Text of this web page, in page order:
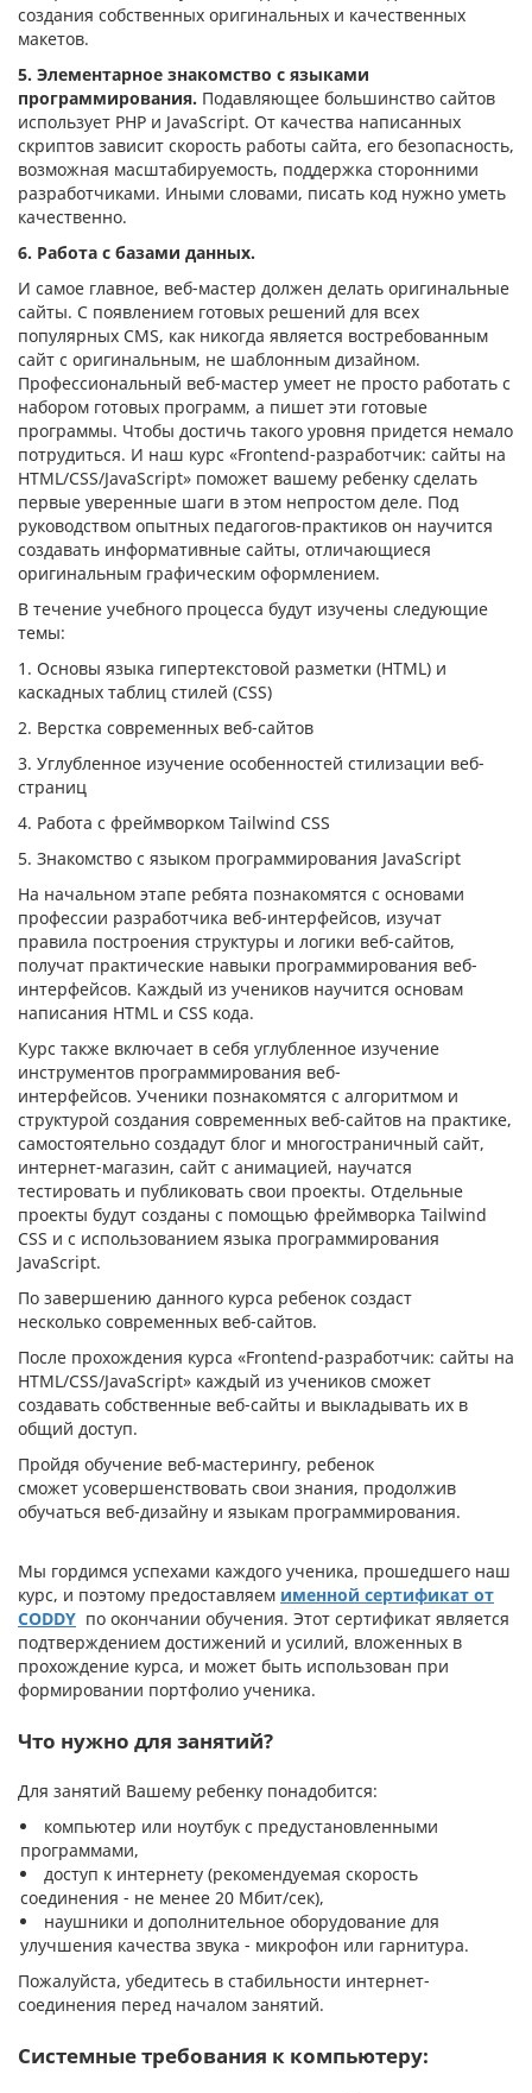
создания собственных оригинальных и качественных
макетов.
5. Элементарное знакомство с языками
программирования. Подавляющее большинство сайтов
использует PHP и JavaScript. От качества написанных
скриптов зависит скорость работы сайта, его безопасность,
возможная масштабируемость, поддержка сторонними
разработчиками. Иными словами, писать код нужно уметь
качественно.
6. Работа с базами данных.
И самое главное, веб-мастер должен делать оригинальные
сайты. С появлением готовых решений для всех
популярных CMS, как никогда является востребованным
сайт с оригинальным, не шаблонным дизайном.
Профессиональный веб-мастер умеет не просто работать с
набором готовых программ, а пишет эти готовые
программы. Чтобы достичь такого уровня придется немало
потрудиться. И наш курс «Frontend-разработчик: сайты на
HTML/CSS/JavaScript» поможет вашему ребенку сделать
первые уверенные шаги в этом непростом деле. Под
руководством опытных педагогов-практиков он научится
создавать информативные сайты, отличающиеся
оригинальным графическим оформлением.
В течение учебного процесса будут изучены следующие
темы:
1. Основы языка гипертекстовой разметки (HTML) и
каскадных таблиц стилей (CSS)
2. Верстка современных веб-сайтов
3. Углубленное изучение особенностей стилизации веб-
страниц
4. Работа с фреймворком Tailwind CSS
5. Знакомство с языком программирования JavaScript
На начальном этапе ребята познакомятся с основами
профессии разработчика веб-интерфейсов, изучат
правила построения структуры и логики веб-сайтов,
получат практические навыки программирования веб-
интерфейсов. Каждый из учеников научится основам
написания HTML и CSS кода.
Курс также включает в себя углубленное изучение
инструментов программирования веб-
интерфейсов. Ученики познакомятся с алгоритмом и
структурой создания современных веб-сайтов на практике,
самостоятельно создадут блог и многостраничный сайт,
интернет-магазин, сайт с анимацией, научатся
тестировать и публиковать свои проекты. Отдельные
проекты будут созданы с помощью фреймворка Tailwind
CSS и с использованием языка программирования
JavaScript.
По завершению данного курса ребенок создаст
несколько современных веб-сайтов.
После прохождения курса «Frontend-разработчик: сайты на
HTML/CSS/JavaScript» каждый из учеников сможет
создавать собственные веб-сайты и выкладывать их в
общий доступ.
Пройдя обучение веб-мастерингу, ребенок
сможет усовершенствовать свои знания, продолжив
обучаться веб-дизайну и языкам программирования.
Мы гордимся успехами каждого ученика, прошедшего наш
курс, и поэтому предоставляем именной сертификат от
CODDY по окончании обучения. Этот сертификат является
подтверждением достижений и усилий, вложенных в
прохождение курса, и может быть использован при
формировании портфолио ученика.
Что нужно для занятий?
Для занятий Вашему ребенку понадобится:
компьютер или ноутбук с предустановленными
программами,
доступ к интернету (рекомендуемая скорость
соединения - не менее 20 Мбит/сек),
наушники и дополнительное оборудование для
улучшения качества звука - микрофон или гарнитура.
Пожалуйста, убедитесь в стабильности интернет-
соединения перед началом занятий.
Системные требования к компьютеру: